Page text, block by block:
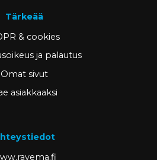
Tärkeää
& cookies
ja palautus
Omat sivut
asiakkaaksi